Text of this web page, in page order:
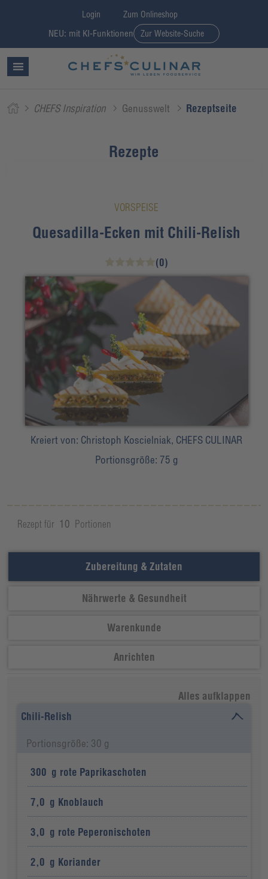
Login Zum Onlineshop
NEU: mit KI-Funktionen Zur Website-Suche
CHEFS Inspiration Genusswelt Rezeptseite
Rezepte
VORSPEISE
Quesadilla-Ecken mit Chili-Relish
(0)
Kreiert von: Christoph Koscielniak, CHEFS CULINAR
Portionsgröße: 75 g
Rezept für 10 Portionen
Zubereitung & Zutaten
Nährwerte & Gesundheit
Warenkunde
Anrichten
Alles aufklappen
Chili-Relish
Portionsgröße: 30 g
300 g rote Paprikaschoten
7,0 g Knoblauch
3,0 g rote Peperonischoten
2,0 g Koriander